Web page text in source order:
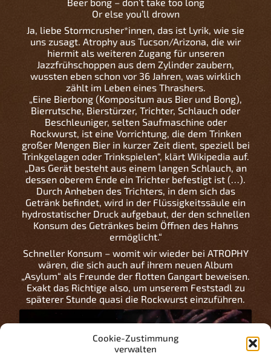
Cookie-Zustimmung
verwalten
Or else you’ll drown
Ja, liebe Stormcrusher*innen, das ist Lyrik, wie sie
uns zusagt. Atrophy aus Tucson/Arizona, die wir
hiermit als weiteren Zugang für unseren
Jazzfrühschoppen aus dem Zylinder zaubern,
wussten eben schon vor 36 Jahren, was wirklich
zählt im Leben eines Thrashers.
„Eine Bierbong (Kompositum aus Bier und Bong),
Bierrutsche, Bierstürzer, Trichter, Schlauch oder
Beschleuniger, selten Saufmaschine oder
Rockwurst, ist eine Vorrichtung, die dem Trinken
großer Mengen Bier in kurzer Zeit dient, speziell bei
Trinkgelagen oder Trinkspielen“, klärt Wikipedia auf.
„Das Gerät besteht aus einem langen Schlauch, an
dessen oberem Ende ein Trichter befestigt ist (…).
Durch Anheben des Trichters, in dem sich das
Getränk befindet, wird in der Flüssigkeitssäule ein
hydrostatischer Druck aufgebaut, der den schnellen
Konsum des Getränkes beim Öffnen des Hahns
ermöglicht.“
Schneller Konsum – womit wir wieder bei ATROPHY
wären, die sich auch auf ihrem neuen Album
„Asylum“ als Freunde der flotten Gangart beweisen.
Exakt das Richtige also, um unserem Feststadl zu
späterer Stunde quasi die Rockwurst einzuführen.